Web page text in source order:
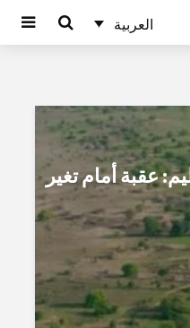
العربية
عقبة أمام تغير